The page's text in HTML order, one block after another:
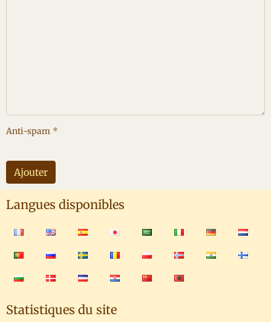
Anti-spam
Ajouter
Langues disponibles
Statistiques du site